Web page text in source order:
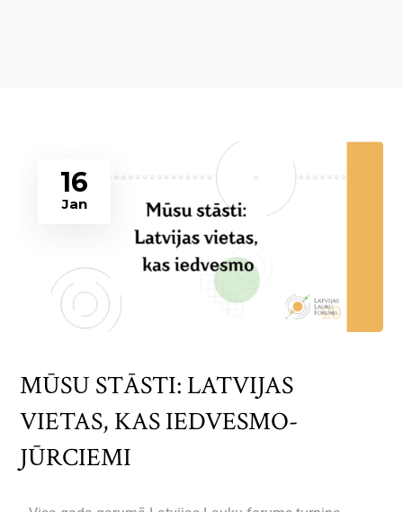
16
Jan
MŪSU STĀSTI: LATVIJAS
VIETAS, KAS IEDVESMO-
JŪRCIEMI